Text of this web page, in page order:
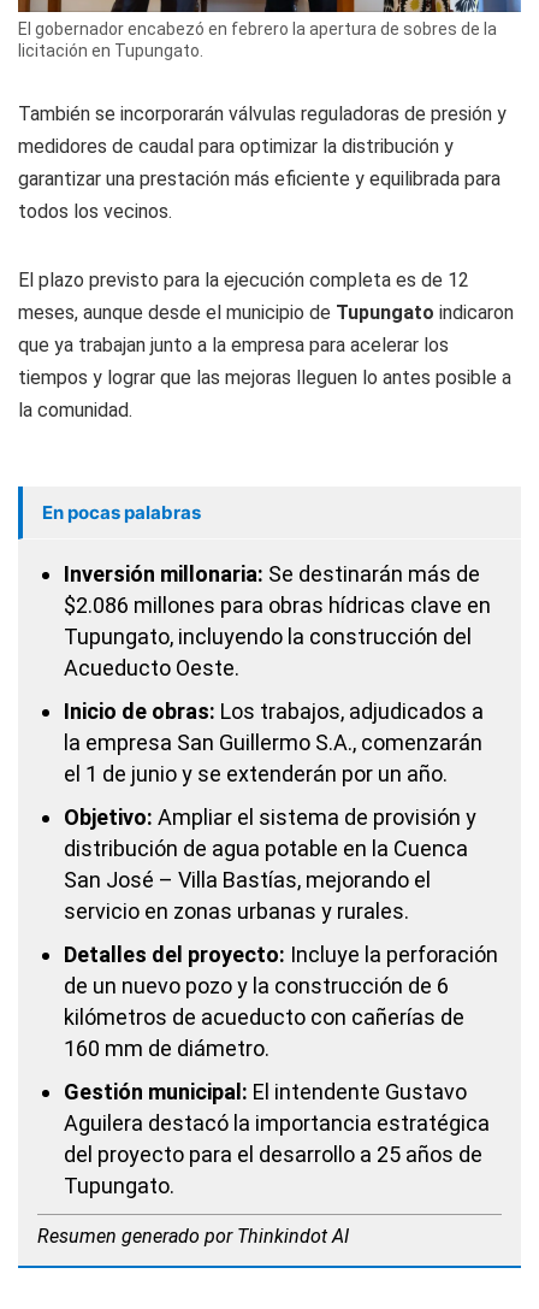
El gobernador encabezó en febrero la apertura de sobres de la
licitación en Tupungato.
También se incorporarán válvulas reguladoras de presión y
medidores de caudal para optimizar la distribución y
garantizar una prestación más eficiente y equilibrada para
todos los vecinos.
El plazo previsto para la ejecución completa es de 12
meses, aunque desde el municipio de Tupungato indicaron
que ya trabajan junto a la empresa para acelerar los
tiempos y lograr que las mejoras lleguen lo antes posible a
la comunidad.
En pocas palabras
Inversión millonaria: Se destinarán más de
$2.086 millones para obras hídricas clave en
Tupungato, incluyendo la construcción del
Acueducto Oeste.
Inicio de obras: Los trabajos, adjudicados a
la empresa San Guillermo S.A., comenzarán
el 1 de junio y se extenderán por un año.
Objetivo: Ampliar el sistema de provisión y
distribución de agua potable en la Cuenca
San José – Villa Bastías, mejorando el
servicio en zonas urbanas y rurales.
Detalles del proyecto: Incluye la perforación
de un nuevo pozo y la construcción de 6
kilómetros de acueducto con cañerías de
160 mm de diámetro.
Gestión municipal: El intendente Gustavo
Aguilera destacó la importancia estratégica
del proyecto para el desarrollo a 25 años de
Tupungato.
Resumen generado por Thinkindot AI